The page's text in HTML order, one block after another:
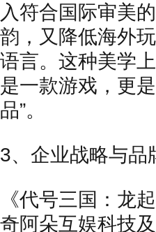
入符合国际审美
韵，又降低海外
语言。这种美学
是一款游戏，更
品”。
3、企业战略与品
《代号三国：龙
奇阿朵互娱科技